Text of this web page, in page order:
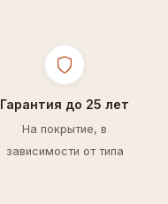
Гарантия до 25 лет
На покрытие, в
зависимости от типа